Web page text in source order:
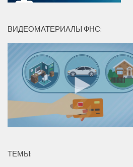
ВИДЕОМАТЕРИАЛЫ ФНС:
ТЕМЫ: